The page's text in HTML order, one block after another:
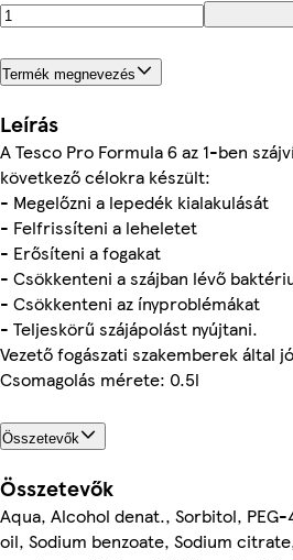
Termék megnevezés
Leírás
A Tesco Pro Formula 6 az 1-ben
következő célokra készült:
- Megelőzni a lepedék kialakulását
- Felfrissíteni a leheletet
- Erősíteni a fogakat
- Csökkenteni a szájban lévő
- Csökkenteni az ínyproblémákat
- Teljeskörű szájápolást nyújtani.
Vezető fogászati szakemberek által
Csomagolás mérete: 0.5l
Összetevők
Összetevők
Aqua, Alcohol denat., Sorbitol,
oil, Sodium benzoate, Sodium